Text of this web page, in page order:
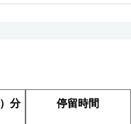
分
停留時間